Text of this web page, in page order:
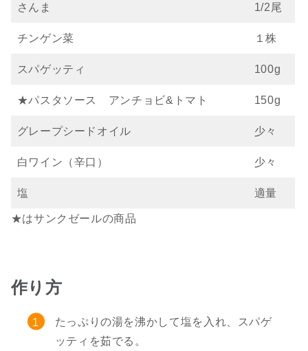
さんま 1/2尾
チンゲン菜 １株
スパゲッティ 100g
★パスタソース アンチョビ&トマト 150g
グレープシードオイル 少々
白ワイン（辛口） 少々
塩 適量
★はサンクゼールの商品
作り方
たっぷりの湯を沸かして塩を入れ、スパゲ
ッティを茹でる。